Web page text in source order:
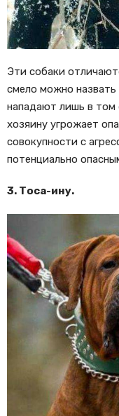
Эти собаки
смело можно
нападают лишь в том
хозяину угрожает
совокупности с
потенциально
3. Тоса-ину.